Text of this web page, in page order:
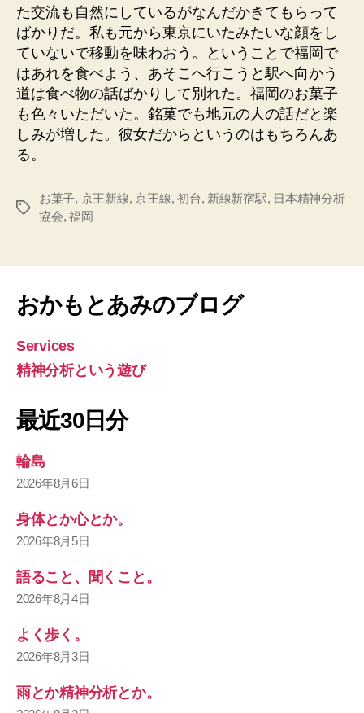
た交流も自然にしているがなんだかきてもらって
ばかりだ。私も元から東京にいたみたいな顔をし
ていないで移動を味わおう。ということで福岡で
はあれを食べよう、あそこへ行こうと駅へ向かう
道は食べ物の話ばかりして別れた。福岡のお菓子
も色々いただいた。銘菓でも地元の人の話だと楽
しみが増した。彼女だからというのはもちろんあ
る。
タ
お菓子, 京王新線,京王線, 初台, 新線新宿駅, 日本精神分析
協会, 福岡
おかもとあみのブログ
Services
精神分析という遊び
最近30日分
輪島
2026年8月6日
身体とか心とか。
2026年8月5日
語ること、聞くこと。
2026年8月4日
よく歩く。
2026年8月3日
雨とか精神分析とか。